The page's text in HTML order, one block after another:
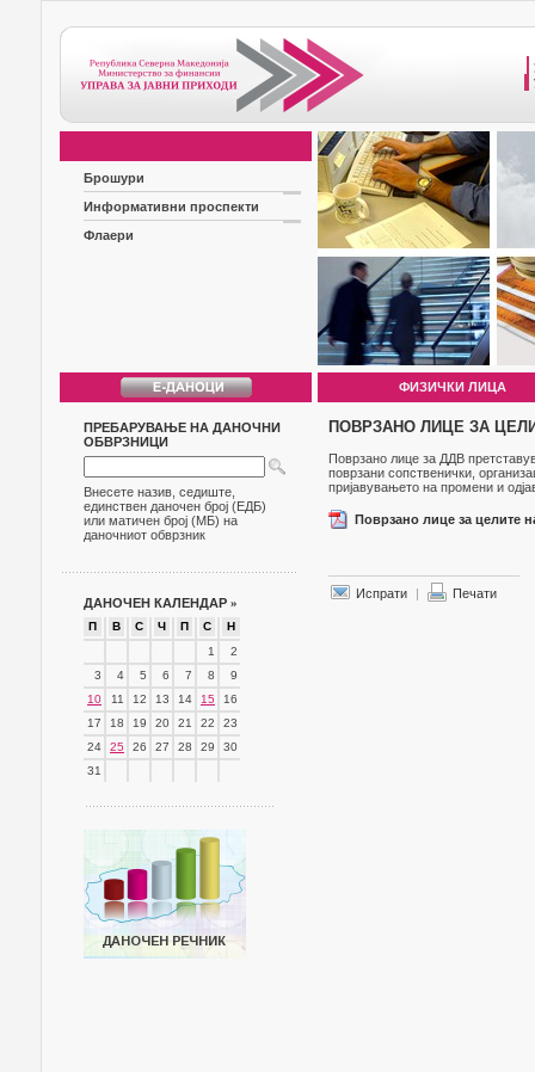
Брошури
Информативни проспекти
Флаери
ФИЗИЧКИ ЛИЦА
ПРЕБАРУВАЊЕ НА ДАНОЧНИ
ОБВРЗНИЦИ
Внесете назив, седиште,
единствен даночен број (ЕДБ)
или матичен број (МБ) на
даночниот обврзник
ДАНОЧЕН КАЛЕНДАР »
П В С Ч П С
Н
1
2
3
4 5 6 7 8
9
10
11 12 13 14 15
16
17
18 19 20 21 22
23
24
25 26 27 28 29
30
31
ПОВРЗАНО ЛИЦЕ ЗА
Поврзано лице за ДДВ
поврзани сопственички,
пријавувањето на промени и
Поврзано лице за целите
Испрати | Печати